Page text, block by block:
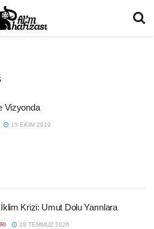
Vizyonda
15 EKIM 2019
Krizi: Umut Dolu Yarınlara
29 TEMMUZ 2026